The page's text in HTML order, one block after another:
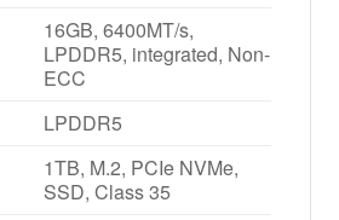
16GB, 6400MT/s,
LPDDR5, integrated, Non-
ECC
LPDDR5
1TB, M.2, PCIe NVMe,
SSD, Class 35